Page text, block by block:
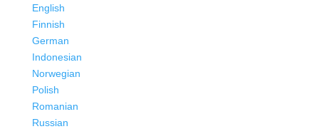
English
Finnish
German
Indonesian
Norwegian
Polish
Romanian
Russian